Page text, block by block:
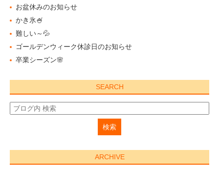
お盆休みのお知らせ
かき氷🍧
難しい～💦
ゴールデンウィーク休診日のお知らせ
卒業シーズン🌸
SEARCH
ARCHIVE